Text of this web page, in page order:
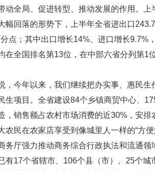
动全局、促进转型、推动发展的作用。
幅回落的形势下，上半年全省进出口
点；其中出口增长14%、进口增长9.7%
在全国排名第13位，在中部六省分列第1
，今年以来，我们继续把办实事、惠民生
生项目。全省建设84个乡镇商贸中心、
，销售额占农村市场消费的近30%，安
农民在农家店享受到像城里人一样的“方便
务厅强力推动商务综合行政执法和流通领
有17个省辖市、106个县（市）、25个城